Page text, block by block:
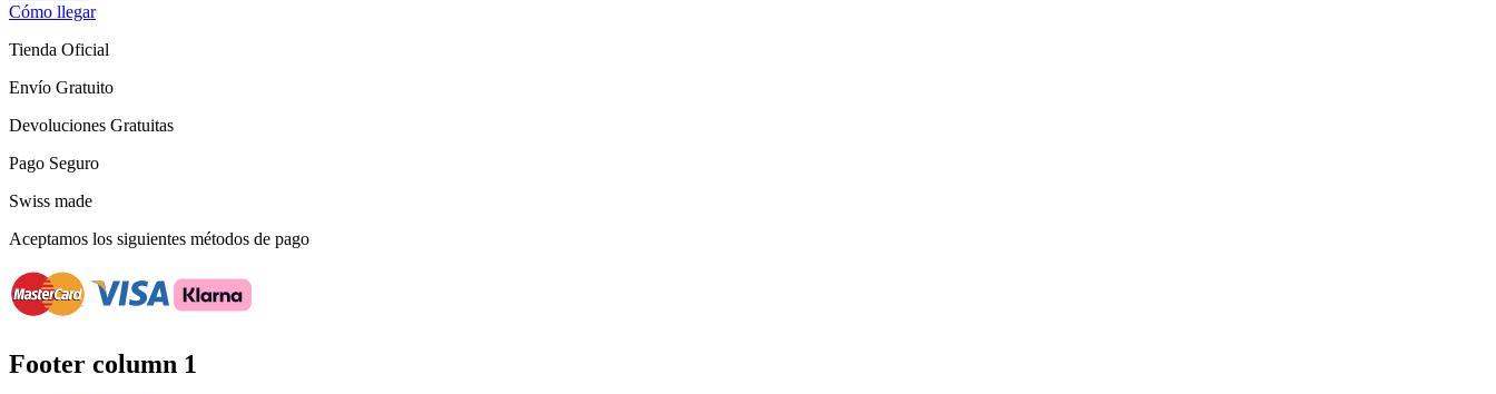
Cómo llegar
Tienda Oficial
Envío Gratuito
Devoluciones Gratuitas
Pago Seguro
Swiss made
Aceptamos los siguientes métodos de pago
Footer column 1